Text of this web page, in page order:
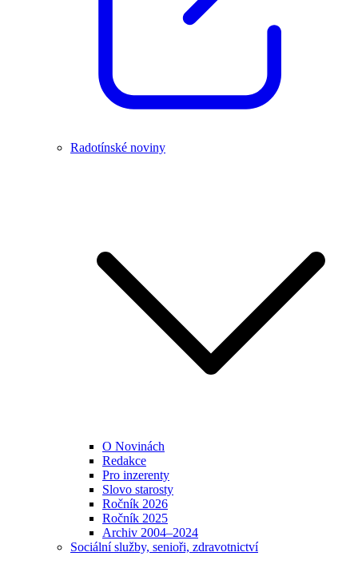
Radotínské noviny
O Novinách
Redakce
Pro inzerenty
Slovo starosty
Ročník 2026
Ročník 2025
Archiv 2004–2024
Sociální služby, senioři, zdravotnictví